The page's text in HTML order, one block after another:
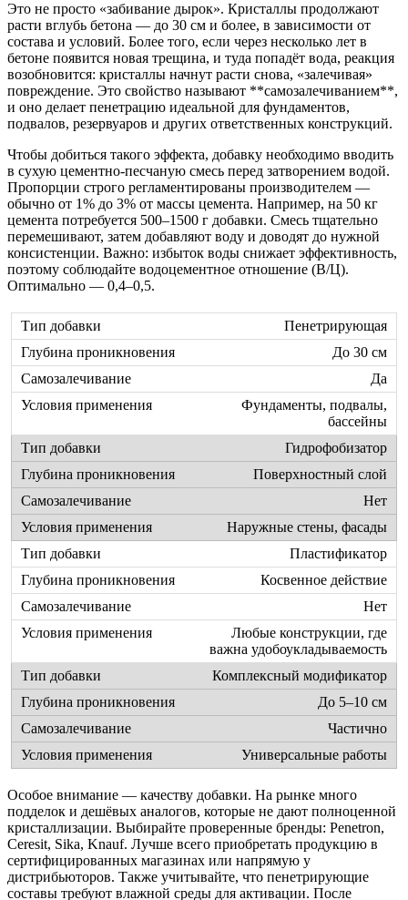
Это не просто «забивание дырок». Кристаллы продолжают
расти вглубь бетона — до 30 см и более, в зависимости от
состава и условий. Более того, если через несколько лет в
бетоне появится новая трещина, и туда попадёт вода, реакция
возобновится: кристаллы начнут расти снова, «залечивая»
повреждение. Это свойство называют **самозалечиванием**,
и оно делает пенетрацию идеальной для фундаментов,
подвалов, резервуаров и других ответственных конструкций.
Чтобы добиться такого эффекта, добавку необходимо вводить
в сухую цементно-песчаную смесь перед затворением водой.
Пропорции строго регламентированы производителем —
обычно от 1% до 3% от массы цемента. Например, на 50 кг
цемента потребуется 500–1500 г добавки. Смесь тщательно
перемешивают, затем добавляют воду и доводят до нужной
консистенции. Важно: избыток воды снижает эффективность,
поэтому соблюдайте водоцементное отношение (В/Ц).
Оптимально — 0,4–0,5.
Пенетрирующая
До 30 см
Да
Фундаменты, подвалы,
бассейны
Гидрофобизатор
Поверхностный слой
Нет
Наружные стены, фасады
Пластификатор
Косвенное действие
Нет
Любые конструкции, где
важна удобоукладываемость
Комплексный модификатор
До 5–10 см
Частично
Универсальные работы
Особое внимание — качеству добавки. На рынке много
подделок и дешёвых аналогов, которые не дают полноценной
кристаллизации. Выбирайте проверенные бренды: Penetron,
Ceresit, Sika, Knauf. Лучше всего приобретать продукцию в
сертифицированных магазинах или напрямую у
дистрибьюторов. Также учитывайте, что пенетрирующие
составы требуют влажной среды для активации. После